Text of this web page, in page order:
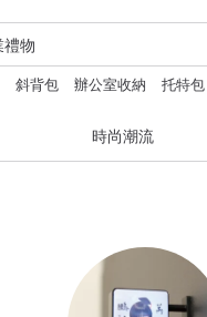
斜背包 辦公室收納 托特包
時尚潮流